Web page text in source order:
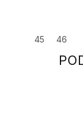
45 46